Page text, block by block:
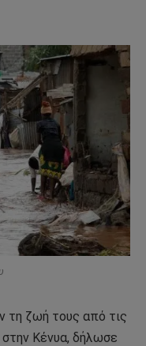
τη ζωή τους από τις
Κένυα, δήλωσε